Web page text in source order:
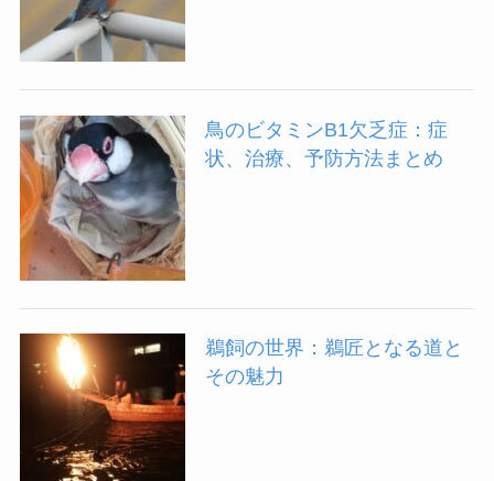
鳥のビタミンB1欠乏症：症
状、治療、予防方法まとめ
鵜飼の世界：鵜匠となる道と
その魅力